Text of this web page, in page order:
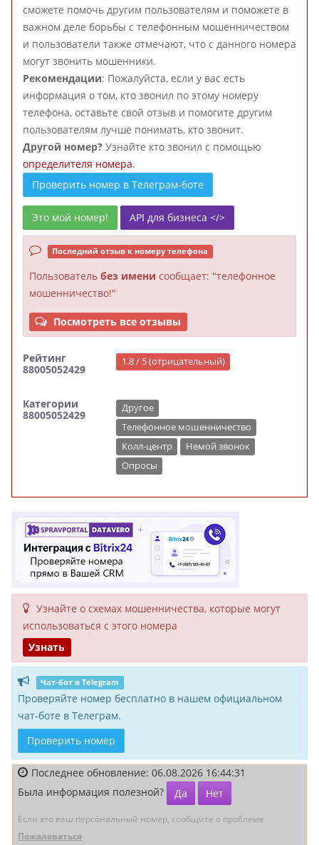
сможете помочь другим пользователям и поможете в
важном деле борьбы с телефонным мошенничеством
и пользователи также отмечают, что с данного номера
могут звонить мошенники.
Рекомендации: Пожалуйста, если у вас есть
информация о том, кто звонил по этому номеру
телефона, оставьте свой отзыв и помогите другим
пользователям лучше понимать, кто звонит.
Другой номер? Узнайте кто звонил с помощью
определителя номера.
Проверить номер в Телеграм-боте
Это мой номер! API для бизнеса </>
Последний отзыв к номеру телефона
Пользователь без имени сообщает: "телефонное
мошенничество!"
Посмотреть все отзывы
Рейтинг
88005052429
1.8 / 5 (отрицательный)
Категории
88005052429
Другое
Телефонное мошенничество
Колл-центр
Немой звонок
Опросы
Узнайте о схемах мошенни­чества, кото­рые могут
исполь­зоваться с этого номера
Узнать
Чат-бот в Telegram
Проверяйте номер бесплатно в нашем официальном
чат-боте в Телеграм.
Проверить номер
Последнее обновление: 06.08.2026 16:44:31
Была информация полезной?
Да Нет
Если это ваш персональный номер, сообщите о проблеме
Пожаловаться